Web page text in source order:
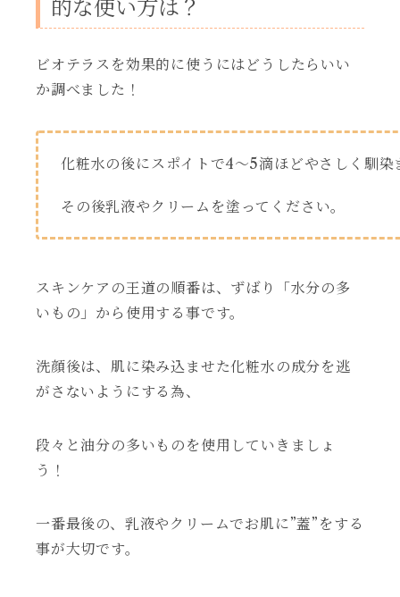
的な使い方は？
ビオテラスを効果的に使うにはどうしたらいい
か調べました！
化粧水の後にスポイトで4～5滴ほどやさしく馴染
その後乳液やクリームを塗ってください。
スキンケアの王道の順番は、ずばり「水分の多
いもの」から使用する事です。
洗顔後は、肌に染み込ませた化粧水の成分を逃
がさないようにする為、
段々と油分の多いものを使用していきましょ
う！
一番最後の、乳液やクリームでお肌に”蓋”をする
事が大切です。